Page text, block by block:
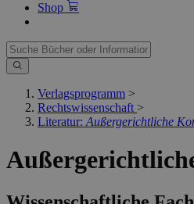
Shop
Verlagsprogramm >
Rechtswissenschaft >
Literatur: Außergerichtliche